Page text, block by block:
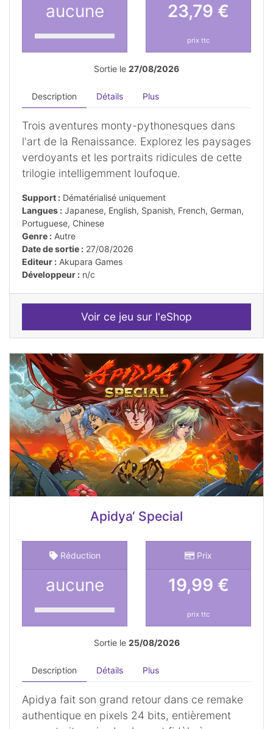
aucune 23,79 €
prix ttc
Sortie le 27/08/2026
Description Détails Plus
Trois aventures monty-pythonesques dans
l'art de la Renaissance. Explorez les paysages
verdoyants et les portraits ridicules de cette
trilogie intelligemment loufoque.
Support : Dématérialisé uniquement
Langues : Japanese, English, Spanish, French, German,
Portuguese, Chinese
Genre : Autre
Date de sortie : 27/08/2026
Editeur : Akupara Games
Développeur : n/c
Voir ce jeu sur l'eShop
Apidya‘ Special
Réduction
aucune
Prix
19,99 €
prix ttc
Sortie le 25/08/2026
Description Détails Plus
Apidya fait son grand retour dans ce remake
authentique en pixels 24 bits, entièrement